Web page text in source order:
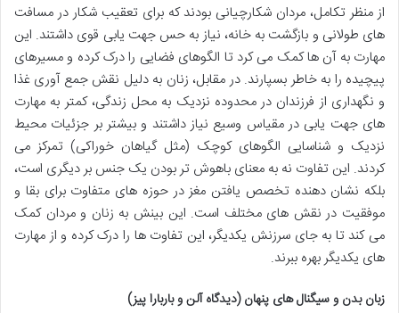
از منظر تکامل، مردان شکارچیانی بودند که برای تعقیب شکار در مسافت
های طولانی و بازگشت به خانه، نیاز به حس جهت یابی قوی داشتند. این
مهارت به آن ها کمک می کرد تا الگوهای فضایی را درک کرده و مسیرهای
پیچیده را به خاطر بسپارند. در مقابل، زنان به دلیل نقش جمع آوری غذا
و نگهداری از فرزندان در محدوده نزدیک به محل زندگی، کمتر به مهارت
های جهت یابی در مقیاس وسیع نیاز داشتند و بیشتر بر جزئیات محیط
نزدیک و شناسایی الگوهای کوچک (مثل گیاهان خوراکی) تمرکز می
کردند. این تفاوت نه به معنای باهوش تر بودن یک جنس بر دیگری است،
بلکه نشان دهنده تخصص یافتن مغز در حوزه های متفاوت برای بقا و
موفقیت در نقش های مختلف است. این بینش به زنان و مردان کمک
می کند تا به جای سرزنش یکدیگر، این تفاوت ها را درک کرده و از مهارت
های یکدیگر بهره ببرند.
زبان بدن و سیگنال های پنهان (دیدگاه آلن و باربارا پیز)